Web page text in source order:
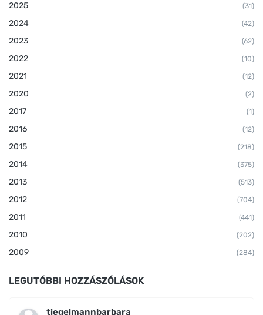
2025 (31)
2024 (42)
2023 (62)
2022 (10)
2021 (12)
2020 (2)
2017 (1)
2016 (12)
2015 (218)
2014 (375)
2013 (513)
2012 (704)
2011 (441)
2010 (202)
2009 (284)
LEGUTÓBBI HOZZÁSZÓLÁSOK
tiegelmannbarbara